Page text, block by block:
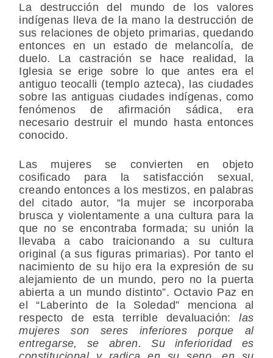
La destrucción del mundo de los valores
indígenas lleva de la mano la destrucción de
sus relaciones de objeto primarias, quedando
entonces en un estado de melancolía, de
duelo. La castración se hace realidad, la
Iglesia se erige sobre lo que antes era el
antiguo teocalli (templo azteca), las ciudades
sobre las antiguas ciudades indígenas, como
fenómenos de afirmación sádica, era
necesario destruir el mundo hasta entonces
conocido.
Las mujeres se convierten en objeto
cosificado para la satisfacción sexual,
creando entonces a los mestizos, en palabras
del citado autor, “la mujer se incorporaba
brusca y violentamente a una cultura para la
que no se encontraba formada; su unión la
llevaba a cabo traicionando a su cultura
original (a sus figuras primarias). Por tanto el
nacimiento de su hijo era la expresión de su
alejamiento de un mundo, pero no la puerta
abierta a un mundo distinto”. Octavio Paz en
el “Laberinto de la Soledad” menciona al
respecto de esta terrible devaluación:las
mujeres son seres inferiores porque al
entregarse, se abren. Su inferioridad es